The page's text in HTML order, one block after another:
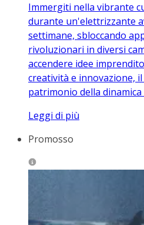
Immergiti nella vibrante
durante un'elettrizzante
settimane, sbloccando
rivoluzionari in diversi
accendere idee
creatività e innovazione,
patrimonio della dinamica
Leggi di più
Promosso